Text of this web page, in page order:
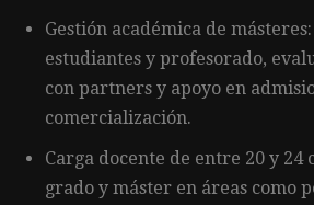
Gestión académica de
estudiantes y profesorado,
con partners y apoyo en
comercialización.
Carga docente de entre 20 y 24
grado y máster en áreas como